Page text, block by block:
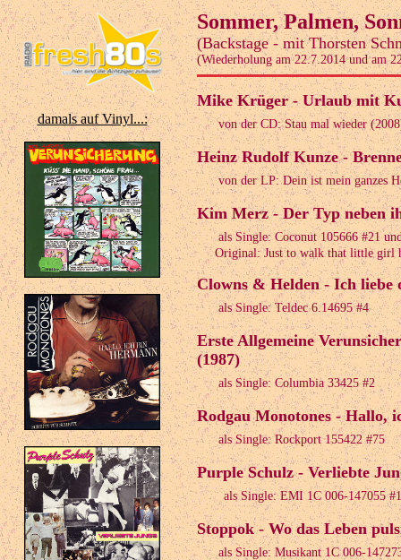
damals auf Vinyl...:
Sommer, Palmen,
(Backstage - mit Thorsten
(Wiederholung am 22.7.2014 und am
Mike Krüger - Urlaub mit
von der CD: Stau mal wieder
Heinz Rudolf Kunze -
von der LP: Dein ist mein ganzes
Kim Merz - Der Typ neben
als Single: Coconut 105666 #21
Original: Just to walk that little girl
Clowns & Helden - Ich liebe
als Single: Teldec 6.14695 #4
Erste Allgemeine
(1987)
als Single: Columbia 33425 #2
Rodgau Monotones - Hallo,
als Single: Rockport 155422 #75
Purple Schulz - Verliebte
als Single: EMI 1C 006-147055
Stoppok - Wo das Leben
als Single: Musikant 1C 006-